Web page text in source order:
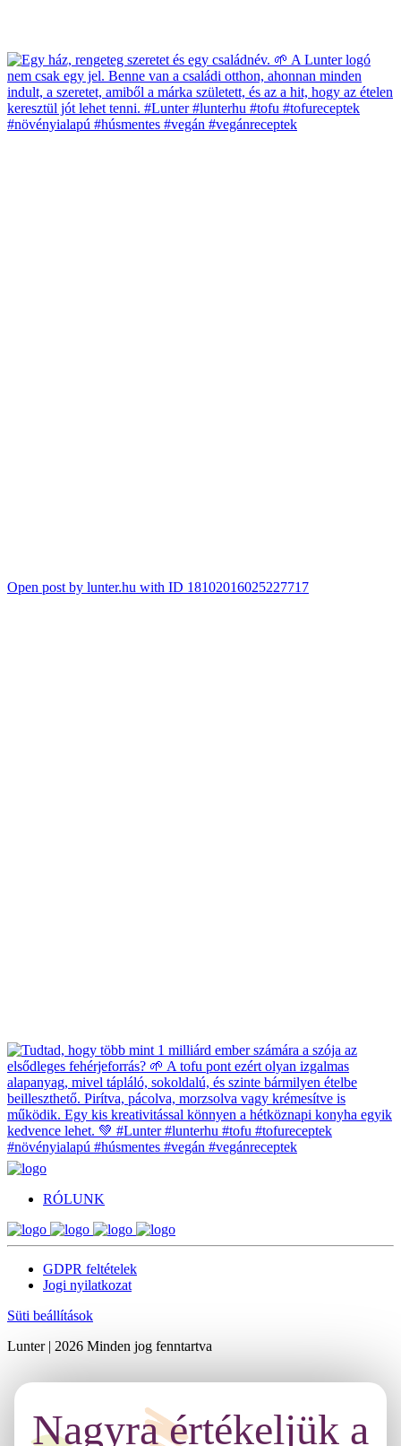
Open post by lunter.hu with ID 18102016025227717
RÓLUNK
GDPR feltételek
Jogi nyilatkozat
Süti beállítások
Lunter | 2026 Minden jog fenntartva
Nagyra értékeljük a